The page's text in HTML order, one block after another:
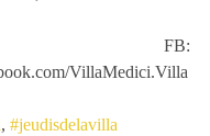
FB:
VillaMedici.Villa
, #jeudisdelavilla